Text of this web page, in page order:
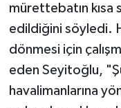
mürettebatın kısa
edildiğini söyledi.
dönmesi için
eden Seyitoğlu,
havalimanlarına